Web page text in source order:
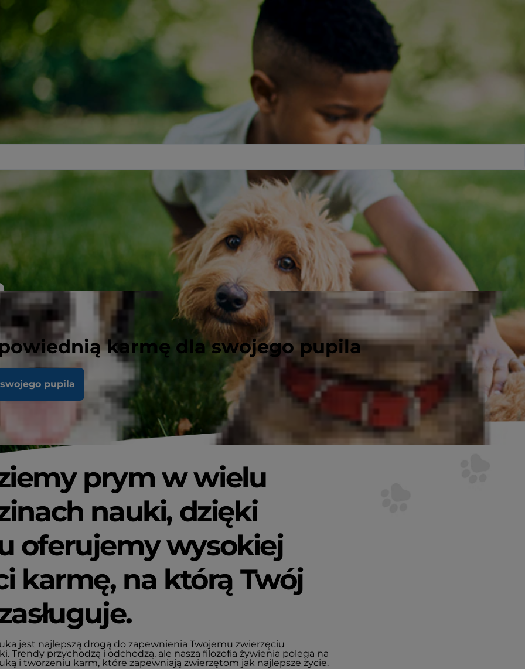
karmę dla swojego pupila
pupila
prym w wielu
nauki, dzięki
oferujemy wysokiej
karmę, na którą Twój
jest najlepszą drogą do zapewnienia Twojemu zwierzęciu
Trendy przychodzą i odchodzą, ale nasza filozofia żywienia polega na
i tworzeniu karm, które zapewniają zwierzętom jak najlepsze życie.